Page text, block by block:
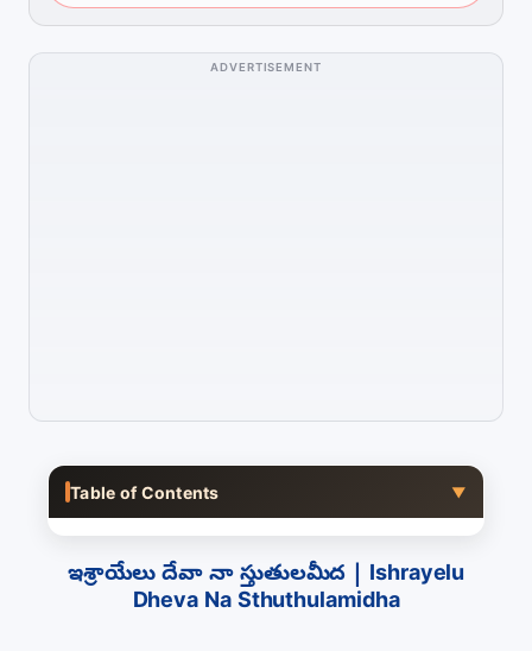
ADVERTISEMENT
Table of Contents ▼
ఇశ్రాయేలు దేవా నా స్తుతులమీద | Ishrayelu
Dheva Na Sthuthulamidha